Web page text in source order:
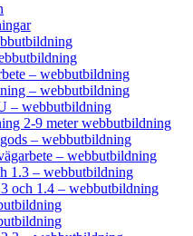
– webbutbildning
– webbutbildning
– webbutbildning
2-9 meter webbutbildning
– webbutbildning
– webbutbildning
1.3 – webbutbildning
och 1.4 – webbutbildning